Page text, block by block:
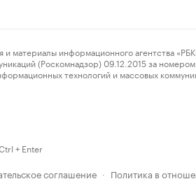
информационного агентства «РБК»
(Роскомнадзор) 09.12.2015 за
технологий и массовых
+ Enter
соглашение · Политика в